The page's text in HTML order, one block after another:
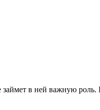
в ней важную